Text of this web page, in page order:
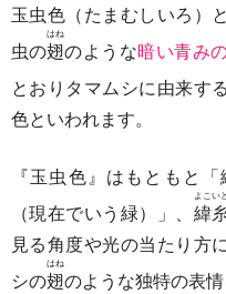
玉虫色（たまむしいろ）
虫の翅
はね
のような暗い青み
とおりタマムシに由来す
色といわれます。
『玉虫色』はもともと
（現在でいう緑）」、 緯
よこいと
見る角度や光の当たり方
シの翅
はね
のような独特の表情